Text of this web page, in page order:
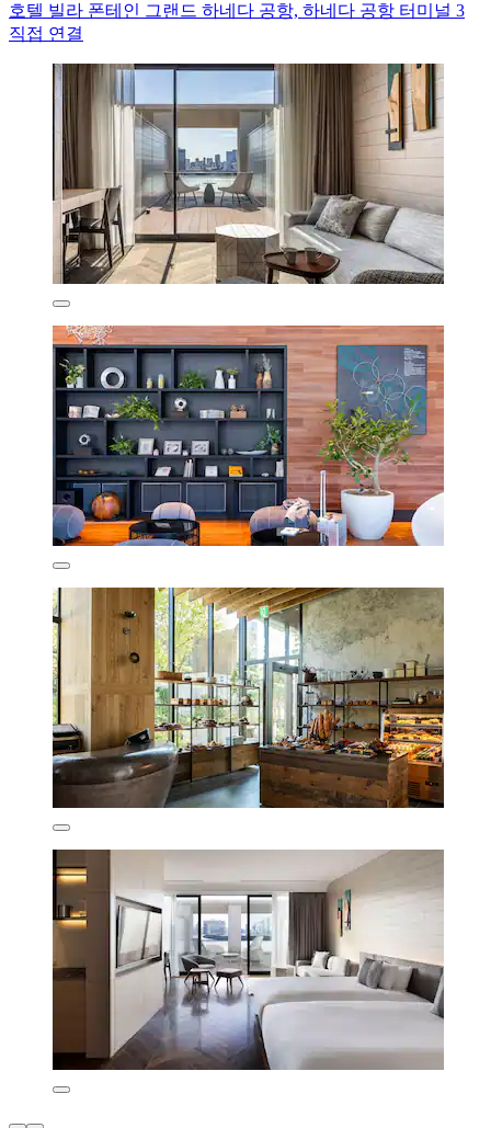
호텔 빌라 폰테인 그랜드 하네다 공항, 하네다 공항 터미널 3
직접 연결